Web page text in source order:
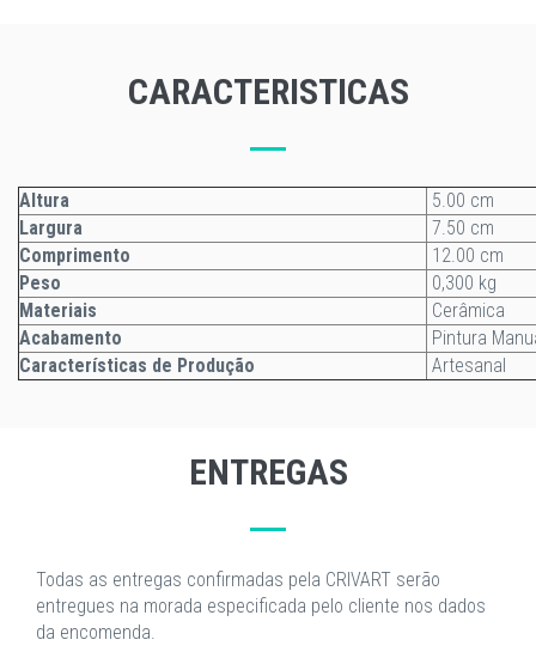
CARACTERISTICAS
Altura
5.00 cm
Largura
7.50 cm
Comprimento
12.00 cm
Peso
0,300 kg
Materiais
Cerâmica
Acabamento
Pintura
Características de Produção
Artesanal
ENTREGAS
Todas as entregas confirmadas pela CRIVART serão
entregues na morada especificada pelo cliente nos dados
da encomenda.